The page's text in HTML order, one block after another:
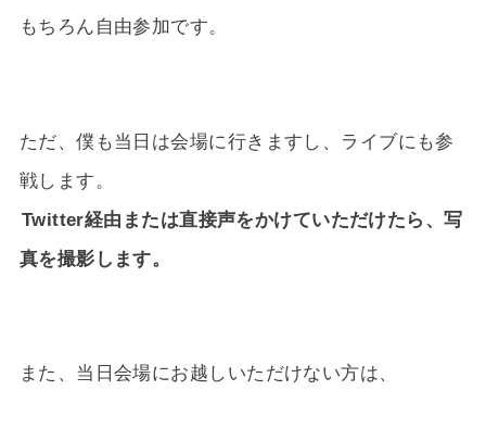
もちろん自由参加です。
ただ、僕も当日は会場に行きますし、ライブにも参
戦します。
Twitter経由または直接声をかけていただけたら、写
真を撮影します。
また、当日会場にお越しいただけない方は、